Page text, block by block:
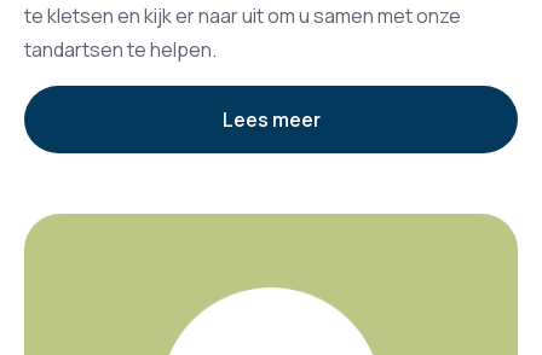
te kletsen en kijk er naar uit om u samen met onze
tandartsen te helpen.
Lees meer